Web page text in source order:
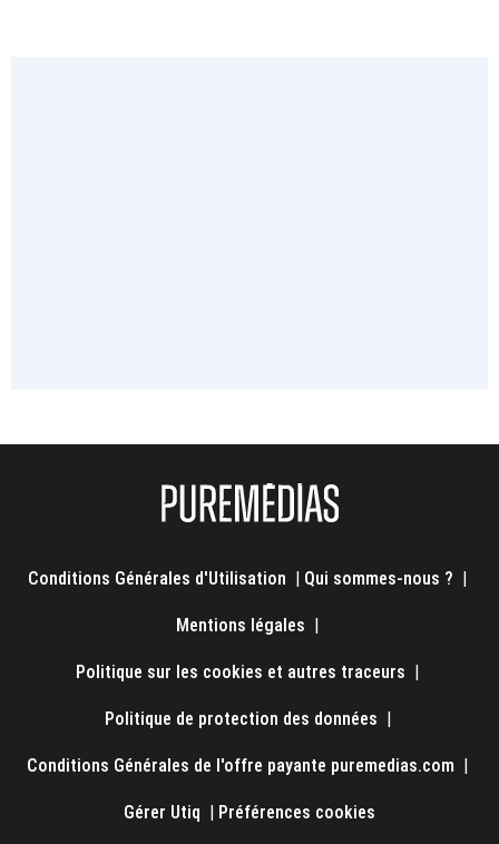
Conditions Générales d'Utilisation | Qui sommes-nous ? |
Mentions légales |
Politique sur les cookies et autres traceurs |
Politique de protection des données |
Conditions Générales de l'offre payante puremedias.com |
Gérer Utiq | Préférences cookies